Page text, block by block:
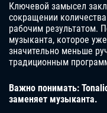
Ключевой замысел
сокращении
рабочим результатом.
музыканта, которое
значительно меньше
традиционным
Важно понимать:
заменяет музыканта.